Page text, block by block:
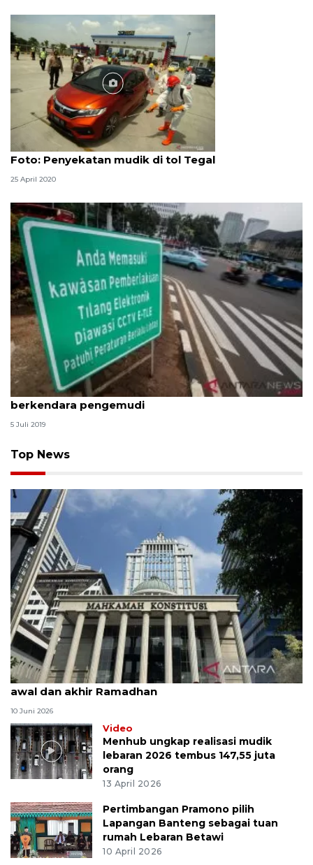
Foto
Foto: Penyekatan mudik di tol Tegal
25 April 2020
Tilang elektronik tidak mempengaruhi perilaku
berkendara pengemudi
5 Juli 2019
Top News
MK uji materi UU Peradilan Agama perihal isbat
awal dan akhir Ramadhan
10 Juni 2026
Video
Menhub ungkap realisasi mudik
lebaran 2026 tembus 147,55 juta
orang
13 April 2026
Pertimbangan Pramono pilih
Lapangan Banteng sebagai tuan
rumah Lebaran Betawi
10 April 2026